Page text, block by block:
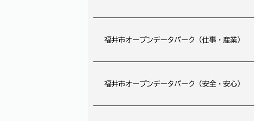
福井市オープンデータパーク（仕事・産業）
福井市オープンデータパーク（安全・安心）